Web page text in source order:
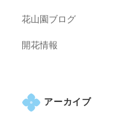
花山園ブログ
開花情報
アーカイブ